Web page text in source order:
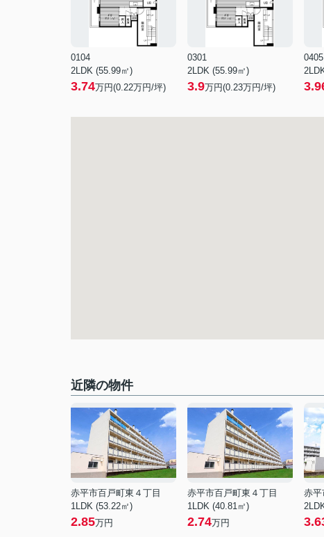
0104
2LDK (55.99㎡)
3.74万円(0.22万円/坪)
0301
2LDK (55.99㎡)
3.9万円(0.23万円/坪)
0405
近隣の物件
赤平市百戸町東４丁目
1LDK (53.22㎡)
2.85万円
赤平市百戸町東４丁目
1LDK (40.81㎡)
2.74万円
赤平